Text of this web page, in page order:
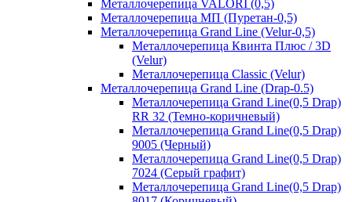
Металлочерепица VALORI (0,5)
Металлочерепица МП (Пуретан-0,5)
Металлочерепица Grand Line (Velur-0,5)
Металлочерепица Квинта Плюс / 3D
(Velur)
Металлочерепица Classic (Velur)
Металлочерепица Grand Line (Drap-0.5)
Металлочерепица Grand Line(0,5 Drap)
RR 32 (Темно-коричневый)
Металлочерепица Grand Line(0,5 Drap)
9005 (Черный)
Металлочерепица Grand Line(0,5 Drap)
7024 (Серый графит)
Металлочерепица Grand Line(0,5 Drap)